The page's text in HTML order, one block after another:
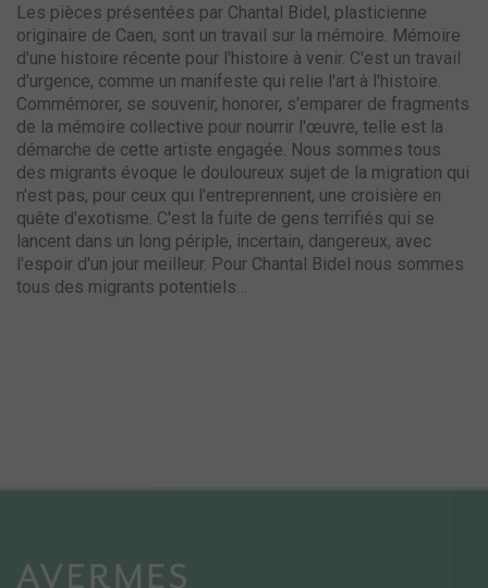
Les pièces présentées par Chantal Bidel, plasticienne
originaire de Caen, sont un travail sur la mémoire. Mémoire
d'une histoire récente pour l'histoire à venir. C'est un travail
d'urgence, comme un manifeste qui relie l'art à l'histoire.
Commémorer, se souvenir, honorer, s'emparer de fragments
de la mémoire collective pour nourrir l'œuvre, telle est la
démarche de cette artiste engagée. Nous sommes tous
des migrants évoque le douloureux sujet de la migration qui
n'est pas, pour ceux qui l'entreprennent, une croisière en
quête d'exotisme. C'est la fuite de gens terrifiés qui se
lancent dans un long périple, incertain, dangereux, avec
l'espoir d'un jour meilleur. Pour Chantal Bidel nous sommes
tous des migrants potentiels…